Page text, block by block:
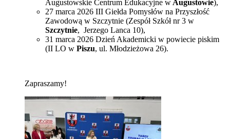
Augustowskie Centrum Edukacyjne w Augustowie),
27 marca 2026 III Giełda Pomysłów na Przyszłość
Zawodową w Szczytnie (Zespół Szkół nr 3 w
Szczytnie, Jerzego Lanca 10),
31 marca 2026 Dzień Akademicki w powiecie piskim
(II LO w Piszu, ul. Młodzieżowa 26).
Zapraszamy!